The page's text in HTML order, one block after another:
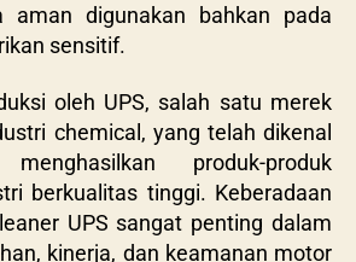
aman digunakan bahkan pada
sensitif.
oleh UPS, salah satu merek
chemical, yang telah dikenal
produk-produk
berkualitas tinggi. Keberadaan
UPS sangat penting dalam
kinerja, dan keamanan motor